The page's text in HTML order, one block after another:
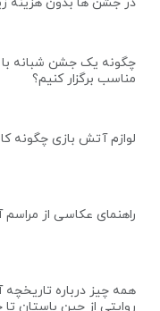
در جشن ها بدون هزینه
چگونه یک جشن شبانه با
مناسب برگزار کنیم؟
لوازم آتش بازی چگونه
راهنمای عکاسی از
همه چيز درباره
روايتي از چين باستان